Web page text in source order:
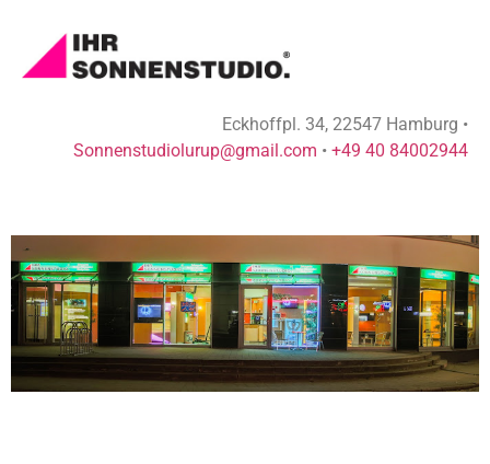
Eckhoffpl. 34, 22547 Hamburg •
Sonnenstudiolurup@gmail.com • +49 40 84002944